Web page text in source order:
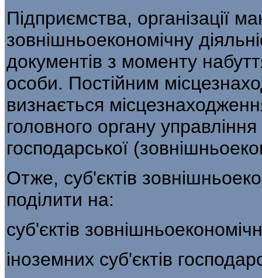
Підприємства, організації
зовнішньоеко­номічну
документів з моменту
особи. Постійним
визнається
головного органу
господарської
Отже, суб'єктів
поділи­ти на:
суб'єктів
іноземних суб'єктів